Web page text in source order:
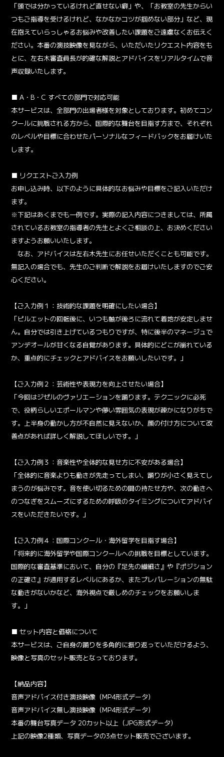
「頭では分かっているけれど直せない癖」や、「お教室の先生からい
つもご指導を受けるけれど、なかなかコツが掴めない部分」など、現
在抱えていらっしゃるお悩みや改善したい課題をご遠慮なくお伝えく
ださい。本番の演技映像を見ながら、いただいたリクエスト内容をも
とに、左右木審査員長が的確な解説とアドバイスをリアルタイムで音
声収録いたします。
■ A・B・C すべての部門で対応可能
本サービスは、全部門の出場者様を対象としております。初めてコン
クールに挑戦される方から、国際的な舞台を目指す方まで、それぞれ
のレベルや目標に合わせたパーソナルなフィードバックをお届けいた
します。
■ リクエストご入力例
お申し込み時、以下のように具体的なお悩みや目標をご記入いただけ
ます。
※下記はあくまでも一例です。実際の記入内容につきましては、所属
されているお教室の指導者の先生とよくご相談の上、お決めください
ますようお願いいたします。
なお、アドバイスは左右木先生にお任せいただくことも可能です。
無記入の場合でも、先生のご判断で解説をお届けいたしますのでご安
心ください。
【ご入力例１：技術的な課題を明確にしたい場合】
「ピルエットの回転後に、いつも軸が後ろに流れて着地が安定しませ
ん。自分では引き上げているつもりですが、特に後半のマネージュで
アンデオールが甘くなる自覚があります。具体的にどこが崩れている
か、重点的にチェックとアドバイスをお願いしたいです。」
【ご入力例２：芸術性や表現力を向上させたい場合】
「今回はジゼルのヴァリエーションを踊ります。テクニックに必死
で、役柄らしいエポールマンや儚い雰囲気の表現が疎かになりがちで
す。上半身の動かし方が不自然に見えないか、顔の付け方について改
善点があれば詳しく解説してほしいです。」
【ご入力例３：音楽性や全体的な見せ方に不安がある場合】
「全体的に音楽よりも動きが先走ってしまい、踊りが小さく見えてし
まうのが悩みです。音を使い切るための間の持たせ方や、次の動きへ
のつなぎをスムーズにするための呼吸のタイミングについてアドバイ
スをいただきたいです。」
【ご入力例４：国際コンクール・海外留学を目指す場合】
「将来的に海外留学や国際コンクールへの挑戦を目標としています。
国際的な審査基準において、自分の『足先の繊細さ』や『ポジション
の正確さ』が通用するレベルにあるか、またプレパレーションの無駄
な動きがないかなど、海外視点で厳しめのチェックをお願いしま
す。」
■ セット内容と価格について
本サービスは、ご自身の踊りを多角的に振り返っていただけるよう、
映像と写真のセット販売となっております。
【納品内容】
音声アドバイス付き演技映像（MP4形式データ）
音声アドバイス無し演技映像（MP4形式データ）
本番の舞台写真データ 20カット以上（JPG形式データ）
上記の映像2種類、写真データの3点セット販売でございます。